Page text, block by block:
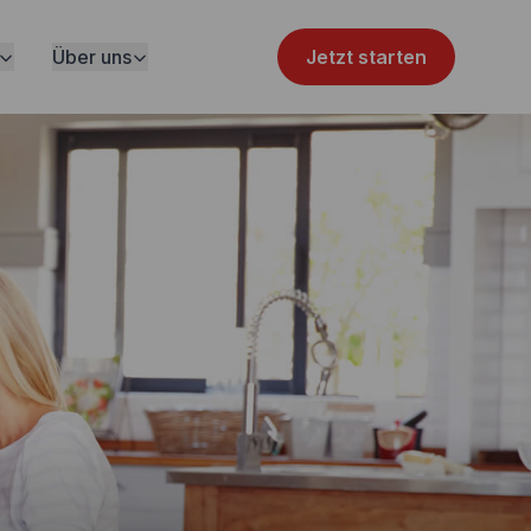
Über uns Jetzt starten